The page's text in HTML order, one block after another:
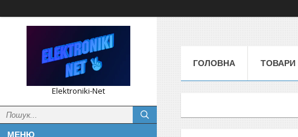
Elektroniki-Net
ГОЛОВНА ТОВАРИ